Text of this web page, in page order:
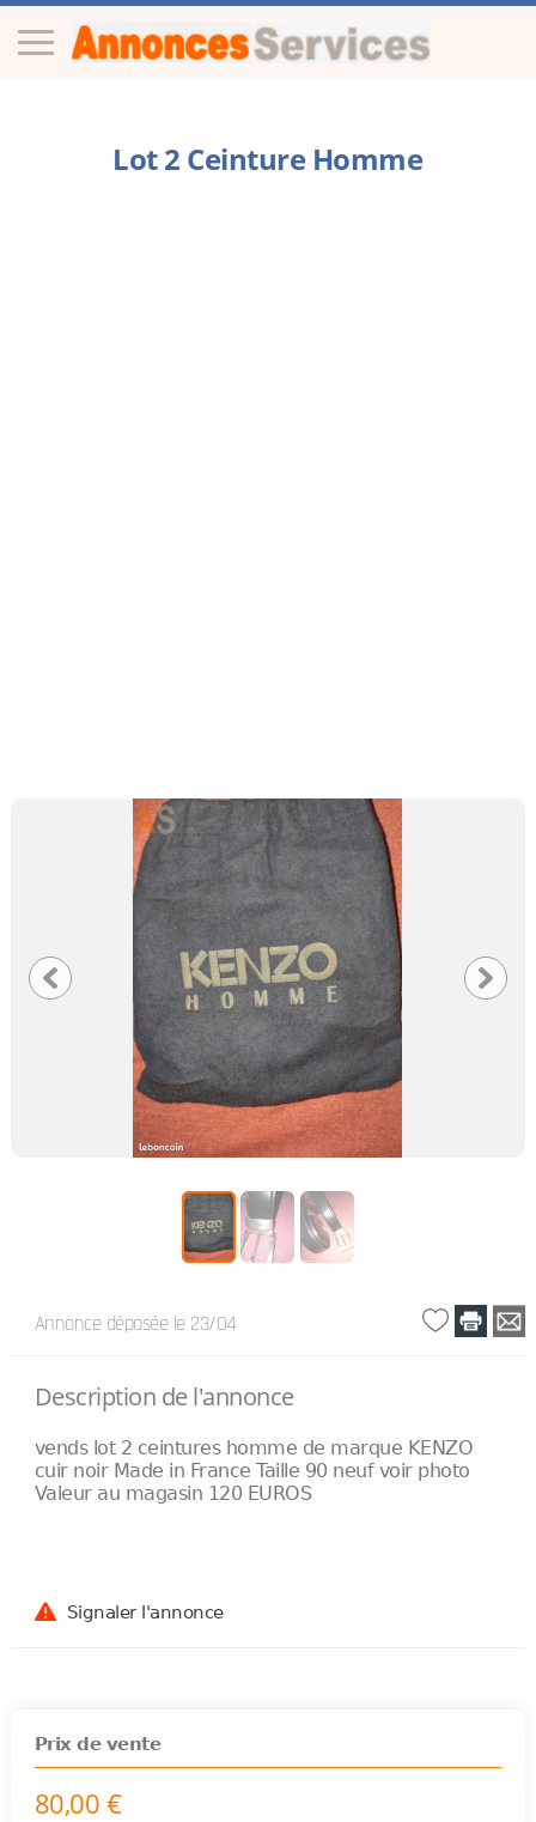
Lot 2 Ceinture Homme
Annonce déposée le 23/04
Description de l'annonce
vends lot 2 ceintures homme de marque KENZO
cuir noir Made in France Taille 90 neuf voir photo
Valeur au magasin 120 EUROS
Signaler l'annonce
Prix de vente
80,00 €